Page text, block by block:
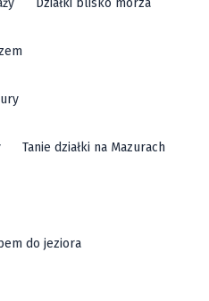
Działki blisko morza
Tanie działki na Mazurach
do jeziora